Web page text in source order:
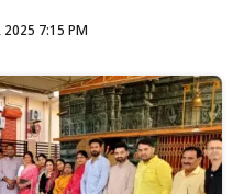
7:15 PM